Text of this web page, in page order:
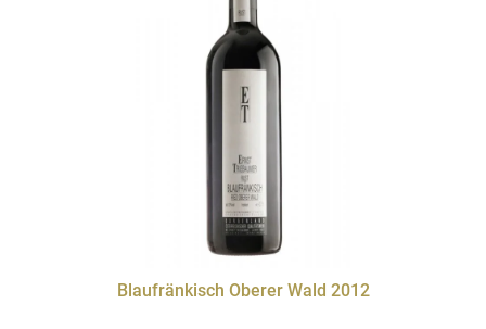
Blaufränkisch Oberer Wald 2012